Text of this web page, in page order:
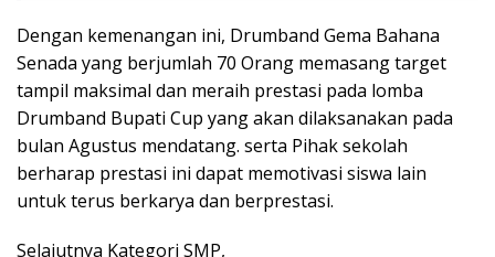
Dengan kemenangan ini, Drumband Gema Bahana
Senada yang berjumlah 70 Orang memasang target
tampil maksimal dan meraih prestasi pada lomba
Drumband Bupati Cup yang akan dilaksanakan pada
bulan Agustus mendatang. serta Pihak sekolah
berharap prestasi ini dapat memotivasi siswa lain
untuk terus berkarya dan berprestasi.
Selajutnya Kategori SMP,